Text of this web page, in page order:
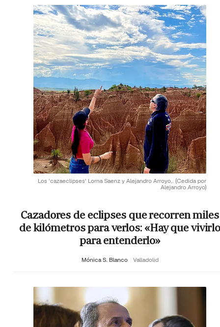
Los 'cazaeclipses' Lorna Saenz y Alejandro Arroyo,. (Cedida por
Alejandro Arroyo)
Cazadores de eclipses que recorren miles
de kilómetros para verlos: «Hay que
para entenderlo»
Mónica S. Blanco Valladolid